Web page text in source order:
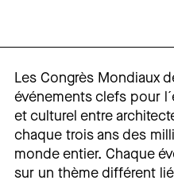
Les Congrès Mondiaux
événements clefs pour
et culturel entre
chaque trois ans des
monde entier. Chaque
sur un thème différent